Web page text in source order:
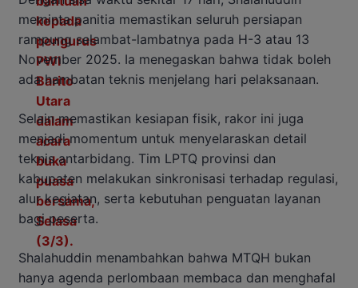
meminta panitia memastikan seluruh persiapan
rampung selambat-lambatnya pada H-3 atau 13
November 2025. Ia menegaskan bahwa tidak boleh
ada hambatan teknis menjelang hari pelaksanaan.
Selain memastikan kesiapan fisik, rakor ini juga
menjadi momentum untuk menyelaraskan detail
teknis antarbidang. Tim LPTQ provinsi dan
kabupaten melakukan sinkronisasi terhadap regulasi,
alur kegiatan, serta kebutuhan penguatan layanan
bagi peserta.
Shalahuddin menambahkan bahwa MTQH bukan
hanya agenda perlombaan membaca dan menghafal